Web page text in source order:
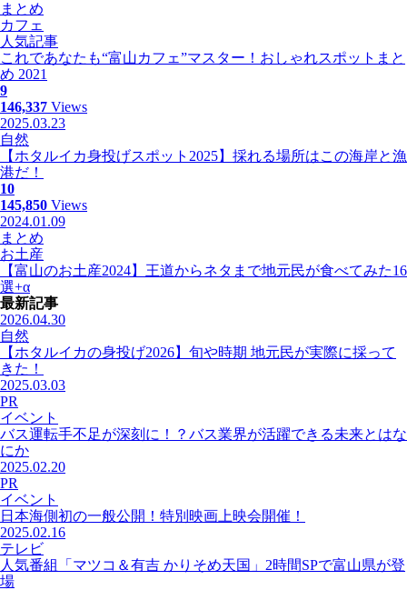
まとめ
カフェ
人気記事
これであなたも“富山カフェ”マスター！おしゃれスポットまと
め 2021
9
146,337 Views
2025.03.23
自然
【ホタルイカ身投げスポット2025】採れる場所はこの海岸と漁
港だ！
10
145,850 Views
2024.01.09
まとめ
お土産
【富山のお土産2024】王道からネタまで地元民が食べてみた16
選+α
最新記事
2026.04.30
自然
【ホタルイカの身投げ2026】旬や時期 地元民が実際に採って
きた！
2025.03.03
PR
イベント
バス運転手不足が深刻に！？バス業界が活躍できる未来とはな
にか
2025.02.20
PR
イベント
日本海側初の一般公開！特別映画上映会開催！
2025.02.16
テレビ
人気番組「マツコ＆有吉 かりそめ天国」2時間SPで富山県が登
場